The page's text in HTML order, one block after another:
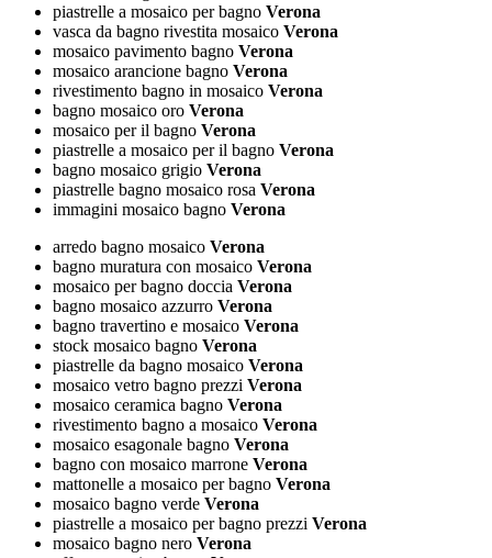
piastrelle a mosaico per bagno Verona
vasca da bagno rivestita mosaico Verona
mosaico pavimento bagno Verona
mosaico arancione bagno Verona
rivestimento bagno in mosaico Verona
bagno mosaico oro Verona
mosaico per il bagno Verona
piastrelle a mosaico per il bagno Verona
bagno mosaico grigio Verona
piastrelle bagno mosaico rosa Verona
immagini mosaico bagno Verona
arredo bagno mosaico Verona
bagno muratura con mosaico Verona
mosaico per bagno doccia Verona
bagno mosaico azzurro Verona
bagno travertino e mosaico Verona
stock mosaico bagno Verona
piastrelle da bagno mosaico Verona
mosaico vetro bagno prezzi Verona
mosaico ceramica bagno Verona
rivestimento bagno a mosaico Verona
mosaico esagonale bagno Verona
bagno con mosaico marrone Verona
mattonelle a mosaico per bagno Verona
mosaico bagno verde Verona
piastrelle a mosaico per bagno prezzi Verona
mosaico bagno nero Verona